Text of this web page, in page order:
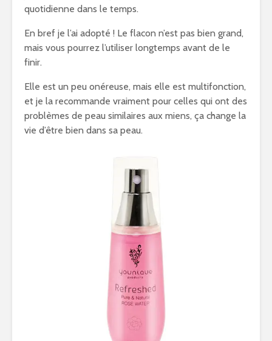
quotidienne dans le temps.
En bref je l’ai adopté ! Le flacon n’est pas bien grand,
mais vous pourrez l’utiliser longtemps avant de le
finir.
Elle est un peu onéreuse, mais elle est multifonction,
et je la recommande vraiment pour celles qui ont des
problèmes de peau similaires aux miens, ça change la
vie d’être bien dans sa peau.